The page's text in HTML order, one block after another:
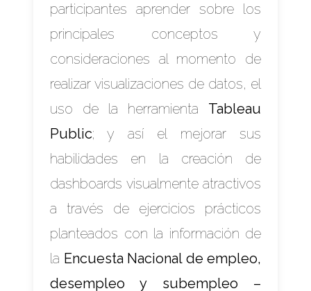
participantes aprender sobre los
principales conceptos y
consideraciones al momento de
realizar visualizaciones de datos, el
uso de la herramienta Tableau
Public; y así el mejorar sus
habilidades en la creación de
dashboards visualmente atractivos
a través de ejercicios prácticos
planteados con la información de
la Encuesta Nacional de empleo,
desempleo y subempleo –